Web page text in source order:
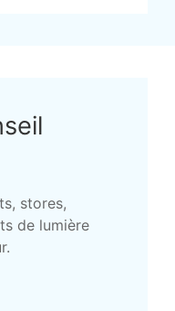
stores,
de lumière